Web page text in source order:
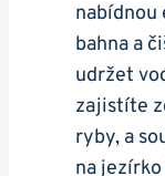
bahna a
udržet
‌zajistíte
ryby, a
na